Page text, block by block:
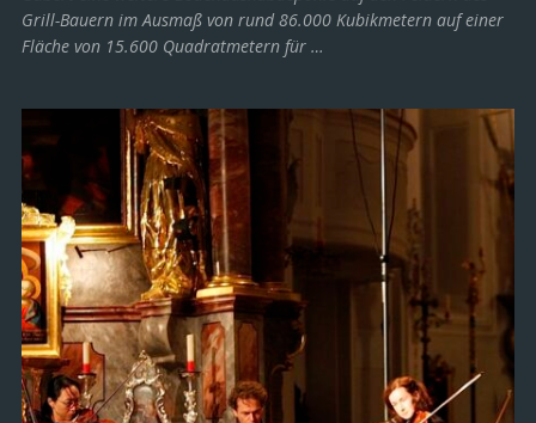
Grill-Bauern im Ausmaß von rund 86.000 Kubikmetern auf einer
Fläche von 15.600 Quadratmetern für …